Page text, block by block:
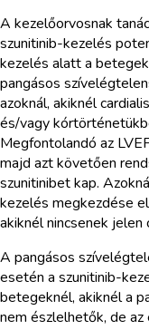
A kezelőorvosnak
szunitinib-kezelés
kezelés alatt a
pangásos
azoknál, akiknél
és/vagy
Megfontolandó az
majd azt követően
szunitinibet kap.
kezelés megkezdése
akiknél nincsenek jelen
A pangásos
esetén a szunitinib-
betegeknél, akiknél a
nem észlelhetők, de